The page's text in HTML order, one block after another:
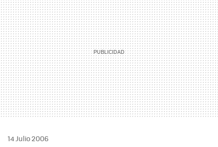
14 Julio 2006